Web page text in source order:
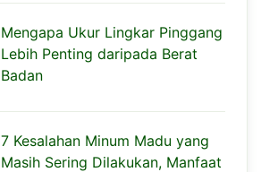
Mengapa Ukur Lingkar Pinggang
Lebih Penting daripada Berat
Badan
7 Kesalahan Minum Madu yang
Masih Sering Dilakukan, Manfaat